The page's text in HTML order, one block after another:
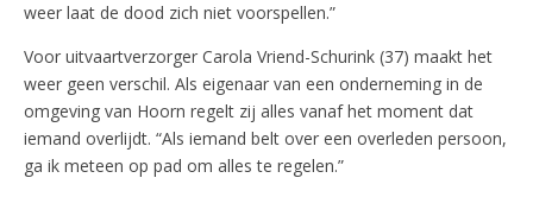
weer laat de dood zich niet voorspellen.”
Voor uitvaartverzorger Carola Vriend-Schurink (37) maakt het
weer geen verschil. Als eigenaar van een onderneming in de
omgeving van Hoorn regelt zij alles vanaf het moment dat
iemand overlijdt. “Als iemand belt over een overleden persoon,
ga ik meteen op pad om alles te regelen.”